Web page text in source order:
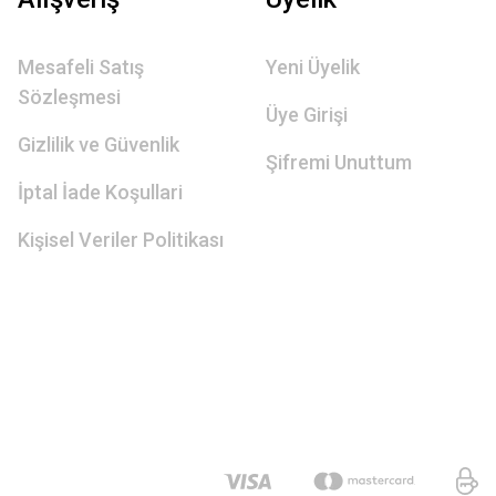
Mesafeli Satış
Sözleşmesi
Gizlilik ve Güvenlik
İptal İade Koşullari
Kişisel Veriler Politikası
Yeni Üyelik
Üye Girişi
Şifremi Unuttum